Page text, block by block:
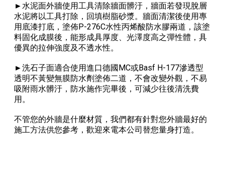
►水泥面外牆使用工具清除牆面髒汙，牆面若發現脫層
水泥將以工具打除，回填樹脂砂漿。牆面清潔後使用專
用底漆打底，塗佈P-276C水性丙烯酸防水膠兩道，該塗
料固化成膜後，能形成具厚度、光澤度高之彈性體，具
優異的拉伸強度及不透水性。
►洗石子面適合使用進口德國MC或Basf H-177滲透型
透明不黃變無膜防水劑塗佈二道，不會改變外觀，不易
吸附雨水髒汙，防水施作完畢後，可減少往後清洗費
用。
不管您的外牆是什麼材質，我們都有針對您外牆最好的
施工方法供您參考，歡迎來電本公司替您量身打造。